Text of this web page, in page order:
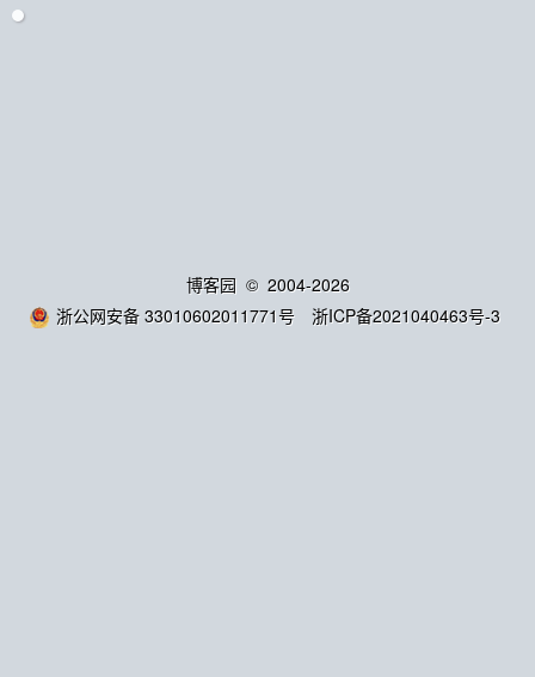
博客园 © 2004-2026
浙公网安备 33010602011771号
浙ICP备2021040463号-3